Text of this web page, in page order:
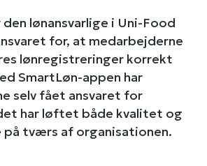
den lønansvarlige i Uni-Food
for, at medarbejderne
lønregistreringer korrekt
SmartLøn-appen har
selv fået ansvaret for
har løftet både kvalitet og
tværs af organisationen.